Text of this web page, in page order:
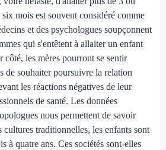
mois est souvent considéré comme
et des psychologues soupçonnent
qui s'entêtent à allaiter un enfant
côté, les mères pourront se sentir
de souhaiter poursuivre la relation
les réactions négatives de leur
de santé. Les données
nous permettent de savoir
cultures traditionnelles, les enfants sont
à quatre ans. Ces sociétés sont-elles